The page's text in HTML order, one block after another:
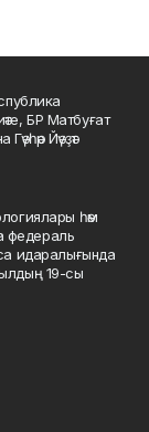
БР Матбуғат
Йәүҙәт
һәм
федераль
идаралығында
19-сы